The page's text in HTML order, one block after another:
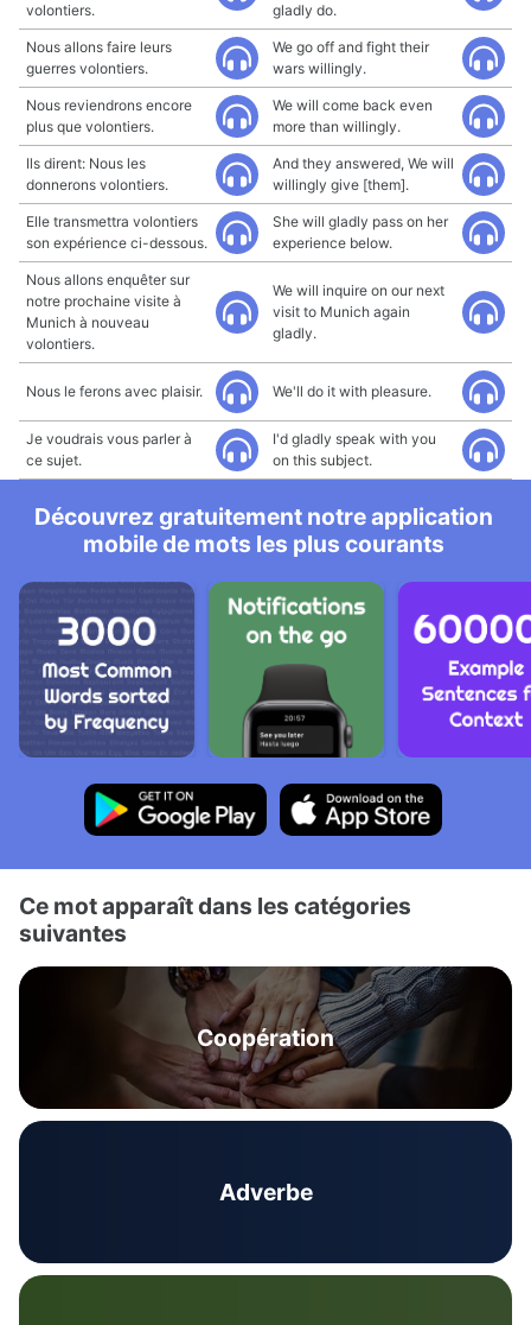
volontiers.
gladly do.
Nous allons faire leurs
guerres volontiers.
We go off and fight their
wars willingly.
Nous reviendrons encore
plus que volontiers.
We will come back even
more than willingly.
Ils dirent: Nous les
donnerons volontiers.
And they answered, We will
willingly give [them].
Elle transmettra volontiers
son expérience ci-dessous.
She will gladly pass on her
experience below.
Nous allons enquêter sur
notre prochaine visite à
Munich à nouveau
volontiers.
We will inquire on our next
visit to Munich again
gladly.
Nous le ferons avec plaisir. We'll do it with pleasure.
Je voudrais vous parler à
ce sujet.
I'd gladly speak with you
on this subject.
Découvrez gratuitement notre application
mobile de mots les plus courants
Ce mot apparaît dans les catégories
suivantes
Coopération
Adverbe